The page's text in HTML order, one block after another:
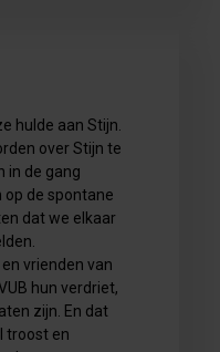
hulde aan Stijn.
over Stijn te
in de gang
op de spontane
dat we elkaar
vrienden van
hun verdriet,
zijn. En dat
troost en